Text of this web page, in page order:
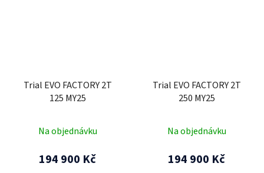
Trial EVO FACTORY 2T
125 MY25
Na objednávku
194 900 Kč
Trial EVO FACTORY 2T
250 MY25
Na objednávku
194 900 Kč